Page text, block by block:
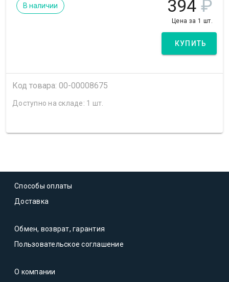
В наличии 394 ₽
Цена за 1 шт.
КУПИТЬ
Код товара: 00-00008675
Доступно на складе: 1 шт.
Способы оплаты
Доставка
Обмен, возврат, гарантия
Пользовательское соглашение
О компании